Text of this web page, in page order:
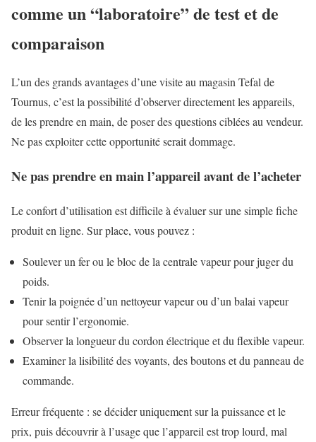
comme un “laboratoire” de test et de
comparaison
L’un des grands avantages d’une visite au magasin Tefal de
Tournus, c’est la possibilité d’observer directement les appareils,
de les prendre en main, de poser des questions ciblées au vendeur.
Ne pas exploiter cette opportunité serait dommage.
Ne pas prendre en main l’appareil avant de l’acheter
Le confort d’utilisation est difficile à évaluer sur une simple fiche
produit en ligne. Sur place, vous pouvez :
Soulever un fer ou le bloc de la centrale vapeur pour juger du
poids.
Tenir la poignée d’un nettoyeur vapeur ou d’un balai vapeur
pour sentir l’ergonomie.
Observer la longueur du cordon électrique et du flexible vapeur.
Examiner la lisibilité des voyants, des boutons et du panneau de
commande.
Erreur fréquente : se décider uniquement sur la puissance et le
prix, puis découvrir à l’usage que l’appareil est trop lourd, mal